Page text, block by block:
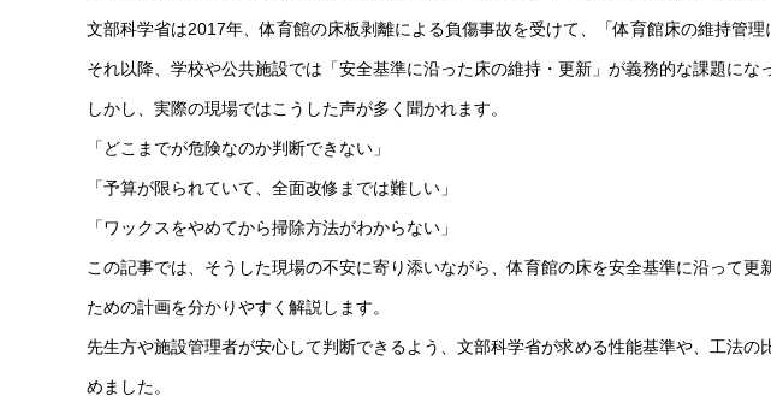
文部科学省は2017年、体育館の床板剥離による負傷事故を受けて、「体育館床の維持管理
それ以降、学校や公共施設では「安全基準に沿った床の維持・更新」が義務的な課題にな
しかし、実際の現場ではこうした声が多く聞かれます。
「どこまでが危険なのか判断できない」
「予算が限られていて、全面改修までは難しい」
「ワックスをやめてから掃除方法がわからない」
この記事では、そうした現場の不安に寄り添いながら、体育館の床を安全基準に沿って
ための計画を分かりやすく解説します。
先生方や施設管理者が安心して判断できるよう、文部科学省が求める性能基準や、工法の
めました。